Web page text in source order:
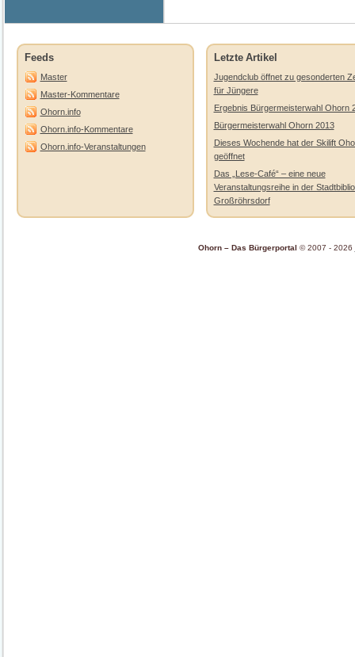
Feeds
Master
Master-Kommentare
Ohorn.info
Ohorn.info-Kommentare
Ohorn.info-Veranstaltungen
Letzte Artikel
Jugendclub öffnet zu gesonderten
für Jüngere
Ergebnis Bürgermeisterwahl Ohorn
Bürgermeisterwahl Ohorn 2013
Dieses Wochende hat der Skilift
geöffnet
Das „Lese-Café“ – eine neue
Veranstaltungsreihe in der
Großröhrsdorf
Ohorn – Das Bürgerportal © 2007 - 2026